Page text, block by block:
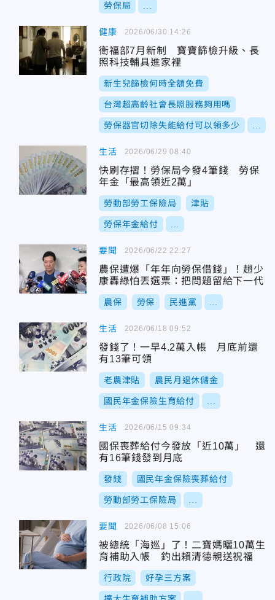
勞保局
健康
衛福部7月新制 寶寶篩檢升級、長
照科技輔具進家裡
新生兒篩檢何時全額免費
台灣超高齡社會長照服務夠用嗎
勞保器官切除失能給付可以領多少
2026/06/30 14:26
生活
快刷存摺！勞保局今發4筆錢 勞保
年金「最高領近2萬」
勞動部勞工保險局 津貼
勞保年金給付
2026/06/29 08:40
要聞
農保遭爆「年年向勞保借錢」！趙少
康轟綠怕丟選票：把問題留給下一代
農保 勞保 民進黨
2026/06/22 22:27
生活
發錢了！一早4.2萬入帳 月底前還
有13筆可領
老農津貼 農民月退休儲金
國民年金保險生育給付
2026/06/18 09:52
生活
國保喪葬給付今發放「近10萬」 還
有16筆錢發到月底
發錢 國民年金保險喪葬給付
勞動部勞工保險局
2026/06/15 09:34
要聞
被總統「海巡」了！二寶媽曬10萬生
育補助入帳 釣出賴清德親送祝福
行政院 好孕三方案
2026/06/08 15:06